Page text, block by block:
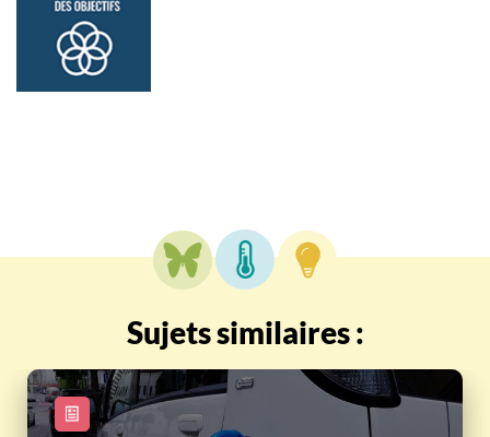
Sujets similaires :